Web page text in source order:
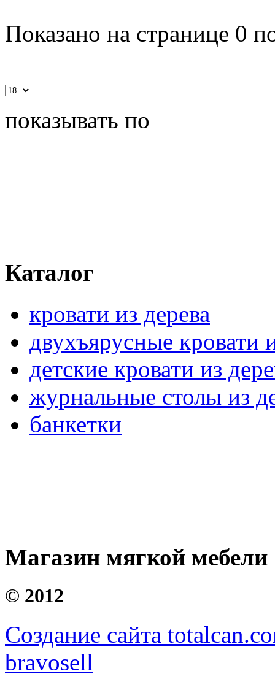
Показано на странице 0
показывать по
Каталог
кровати из дерева
двухъярусные кровати
детские кровати из
журнальные столы из
банкетки
Магазин мягкой мебели
© 2012
Создание сайта
bravosell